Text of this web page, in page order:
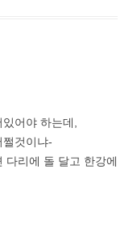
어야 하는데,
것이냐-
다리에 돌 달고 한강에